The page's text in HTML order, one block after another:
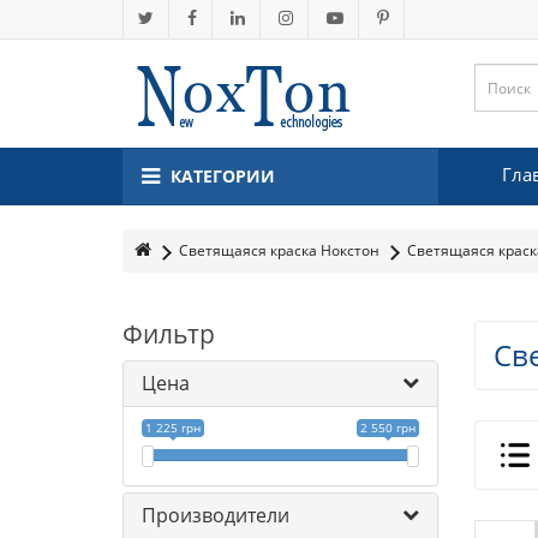
КАТЕГОРИИ
Светящаяся краска Нокстон Светящаяся
Фильтр
Цена
1 225 грн 2 550 грн
Производители